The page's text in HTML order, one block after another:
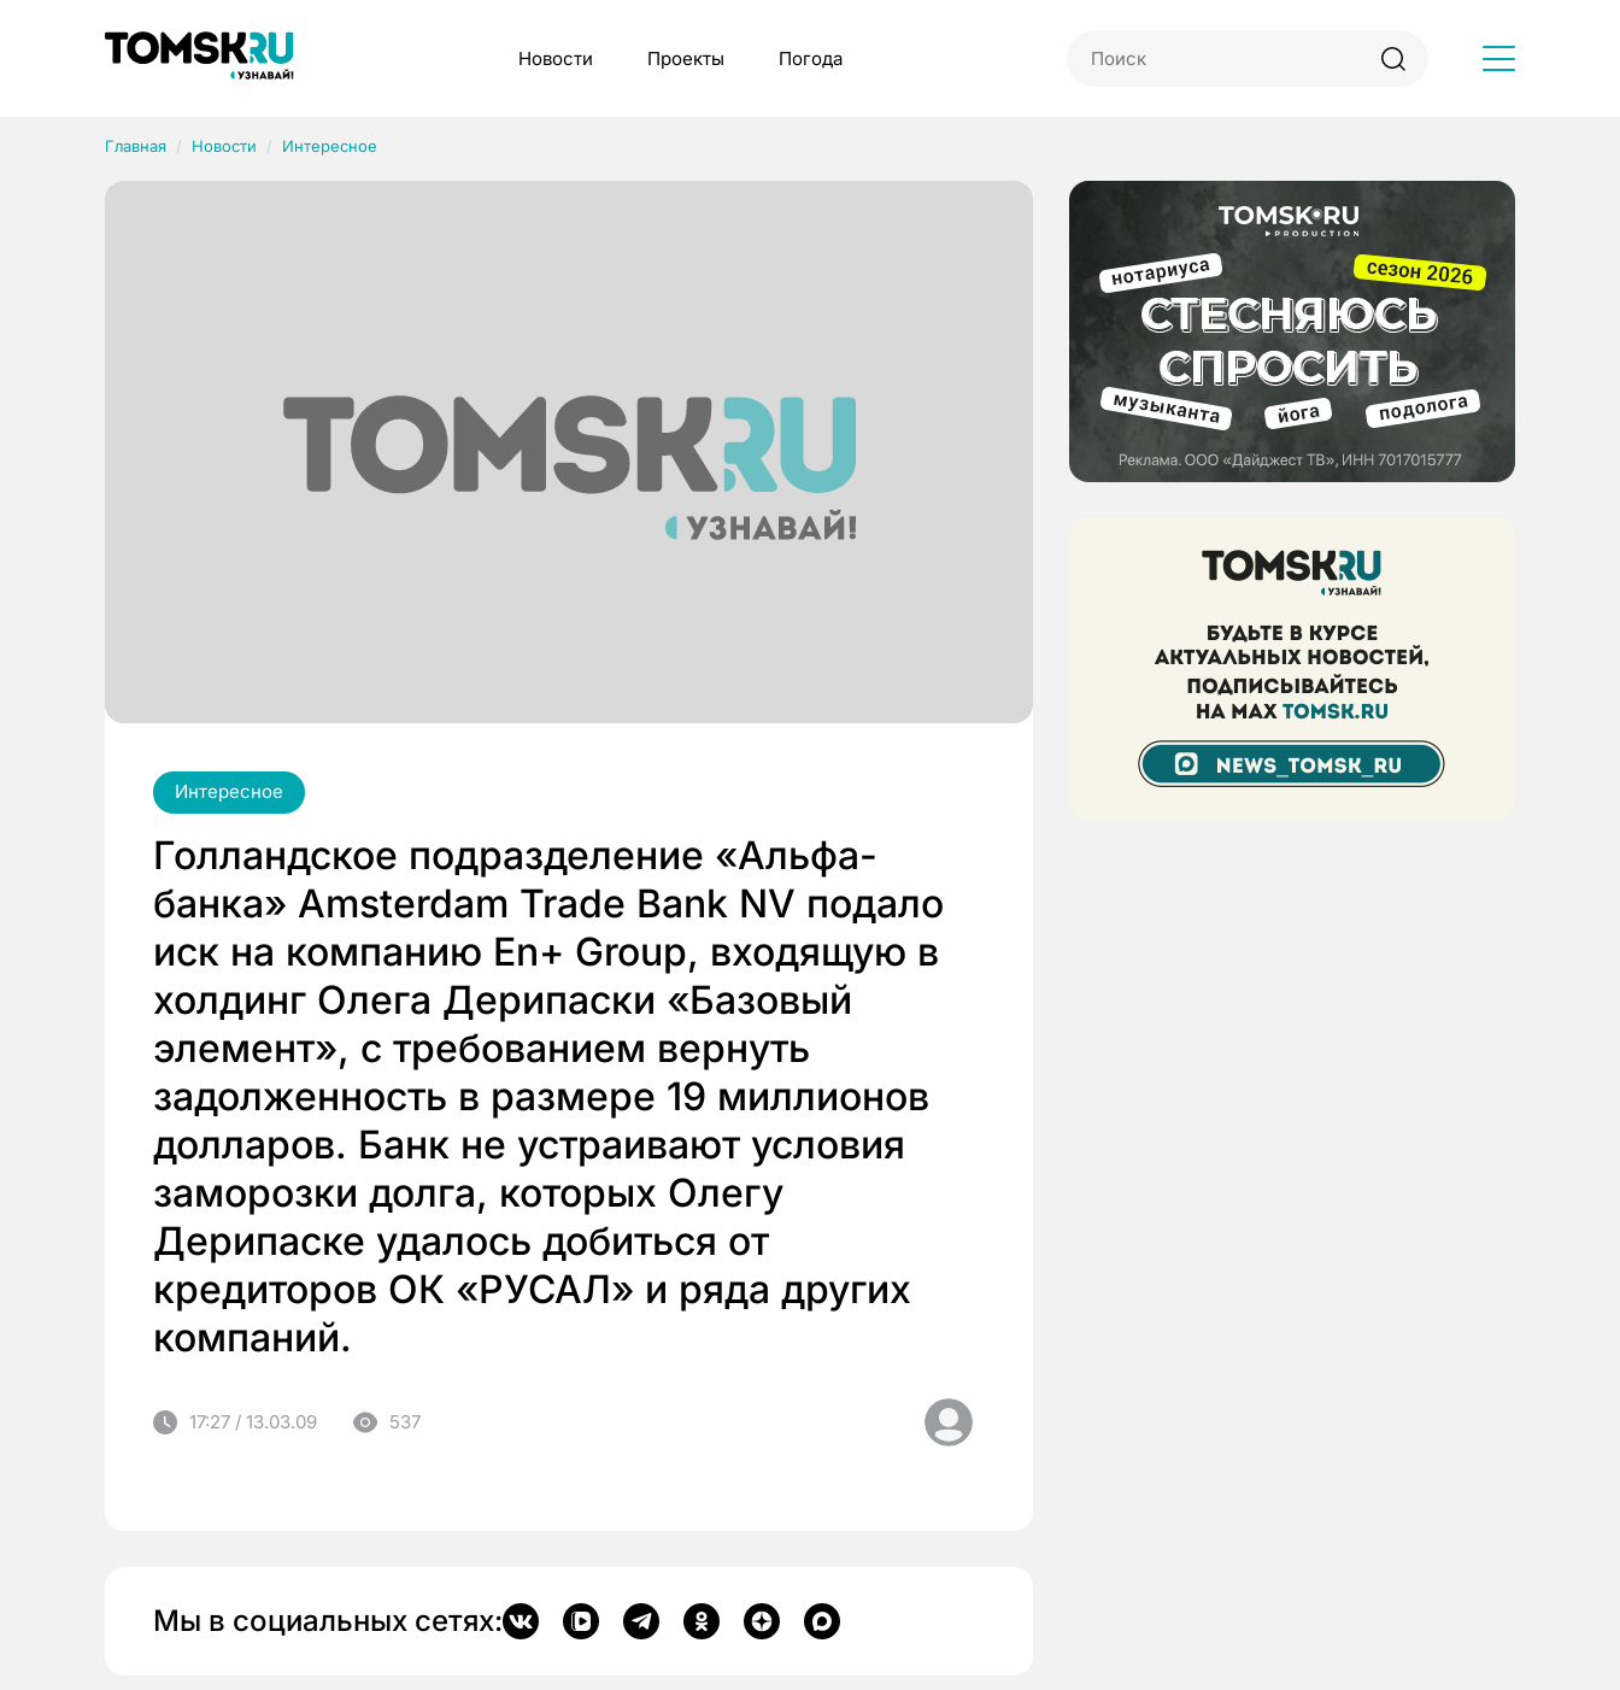
Новости Проекты Погода
Главная Новости Интересное
Интересное
Голландское подразделение «Альфа-
банка» Amsterdam Trade Bank NV подало
иск на компанию En+ Group, входящую в
холдинг Олега Дерипаски «Базовый
элемент», с требованием вернуть
задолженность в размере 19 миллионов
долларов. Банк не устраивают условия
заморозки долга, которых Олегу
Дерипаске удалось добиться от
кредиторов ОК «РУСАЛ» и ряда других
компаний.
17:27 / 13.03.09 537
Мы в социальных сетях:
Рубрики